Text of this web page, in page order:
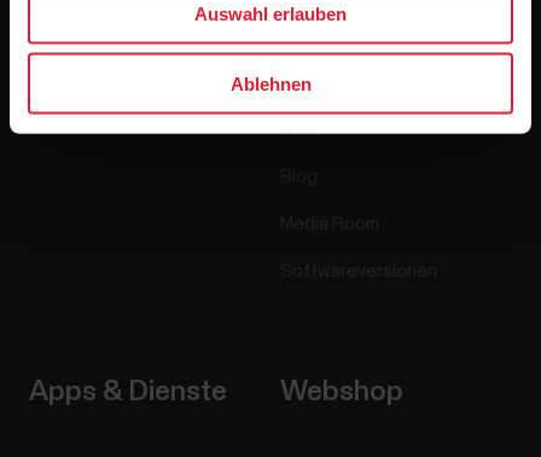
Auswahl erlauben
Ablehnen
Sensoren
Polar for Business
Jobs
Apps & Dienste Webshop